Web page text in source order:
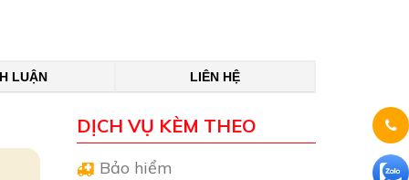
LUẬN LIÊN HỆ
DỊCH VỤ KÈM THEO
Bảo hiểm